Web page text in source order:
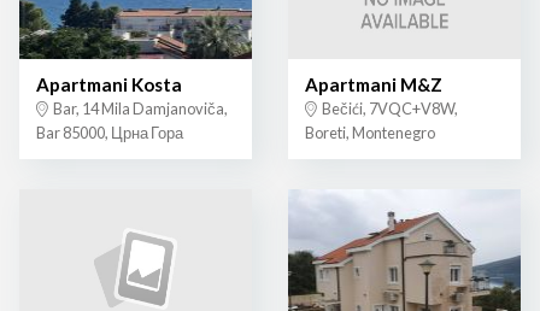
Apartmani Kosta
Bar, 14 Mila Damjanoviča,
Bar 85000, Црна Гора
Apartmani M&Z
Bečići, 7VQC+V8W,
Boreti, Montenegro